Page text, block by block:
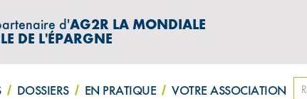
d'AG2R LA MONDIALE
DE L'ÉPARGNE
DOSSIERS EN PRATIQUE VOTRE ASSOCIATION